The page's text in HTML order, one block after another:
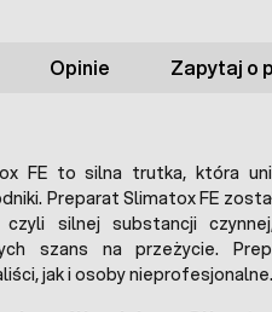
Opinie Zapytaj o
FE to silna trutka, która
Preparat Slimatox FE
silnej substancji
szans na przeżycie.
jak i osoby nieprofesjonalne.